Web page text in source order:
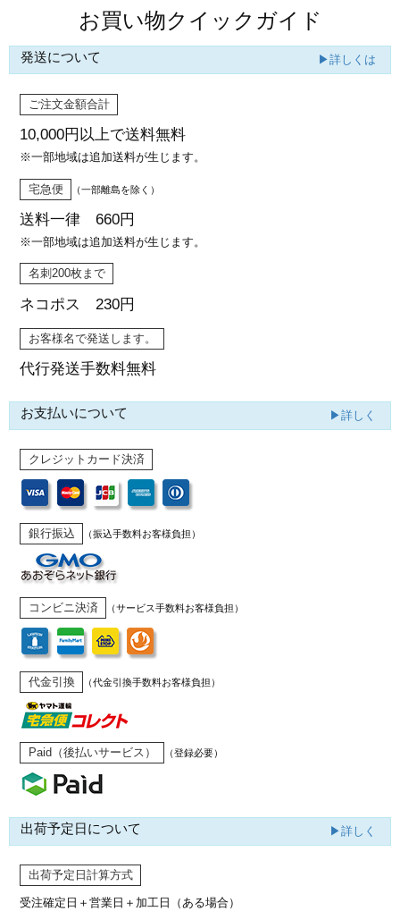
お買い物クイックガイド
発送について ▶詳しくは
ご注文金額合計
10,000円以上で送料無料
※一部地域は追加送料が生じます。
宅急便 （一部離島を除く）
送料一律 660円
※一部地域は追加送料が生じます。
名刺200枚まで
ネコポス 230円
お客様名で発送します。
代行発送手数料無料
お支払いについて ▶詳しく
クレジットカード決済
銀行振込 （振込手数料お客様負担）
コンビニ決済 （サービス手数料お客様負担）
代金引換 （代金引換手数料お客様負担）
Paid（後払いサービス） （登録必要）
出荷予定日について ▶詳しく
出荷予定日計算方式
受注確定日＋営業日＋加工日（ある場合）